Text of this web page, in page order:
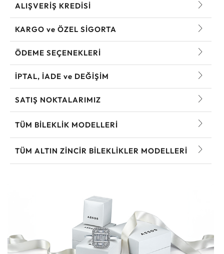
ALIŞVERİŞ KREDİSİ
KARGO ve ÖZEL SİGORTA
ÖDEME SEÇENEKLERİ
İPTAL, İADE ve DEĞİŞİM
SATIŞ NOKTALARIMIZ
TÜM BILEKLIK MODELLERI
TÜM ALTIN ZINCIR BILEKLIKLER MODELLERI